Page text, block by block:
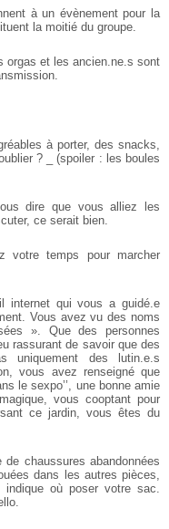
à un évènement pour la
la moitié du groupe.
orgas et les ancien.ne.s sont
à porter, des snacks,
?
_ (spoiler : les boules
dire que vous alliez les
ce serait bien.
votre temps pour marcher
internet qui vous a guidé.e
Vous avez vu des noms
». Que des personnes
rassurant de savoir que des
uniquement des lutin.e.s
vous avez renseigné que
le sexpo’’, une bonne amie
vous cooptant pour
ce jardin, vous êtes du
chaussures abandonnées
dans les autres pièces,
où poser votre sac.